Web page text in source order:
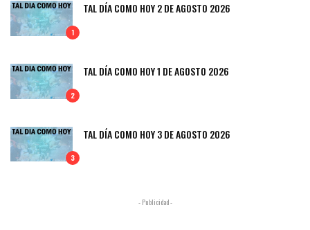
1
TAL DÍA COMO HOY 2 DE AGOSTO 2026
2
TAL DÍA COMO HOY 1 DE AGOSTO 2026
3
TAL DÍA COMO HOY 3 DE AGOSTO 2026
- Publicidad -